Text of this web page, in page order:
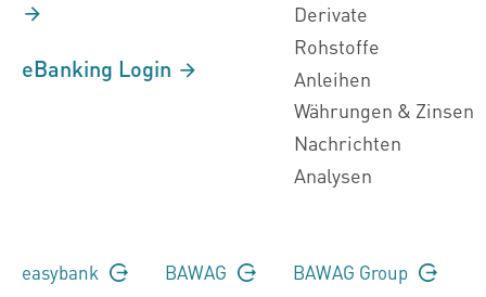
eBanking Login
Derivate
Rohstoffe
Anleihen
Währungen & Zinsen
Nachrichten
Analysen
easybank BAWAG BAWAG Group